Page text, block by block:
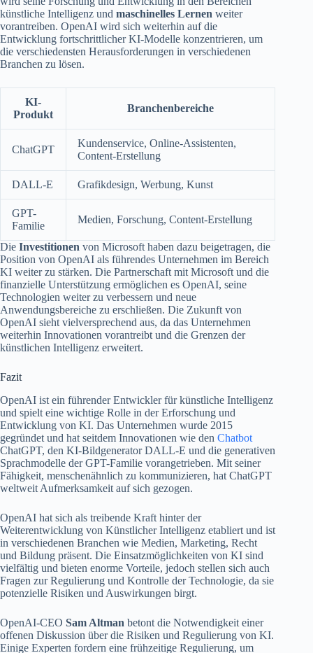
künstliche Intelligenz und maschinelles Lernen weiter
vorantreiben. OpenAI wird sich weiterhin auf die
Entwicklung fortschrittlicher KI-Modelle konzentrieren, um
die verschiedensten Herausforderungen in verschiedenen
Branchen zu lösen.
KI-
Produkt
Branchenbereiche
ChatGPT
Kundenservice, Online-Assistenten,
Content-Erstellung
DALL-E Grafikdesign, Werbung, Kunst
GPT-
Familie
Medien, Forschung, Content-Erstellung
Die Investitionen von Microsoft haben dazu beigetragen, die
Position von OpenAI als führendes Unternehmen im Bereich
KI weiter zu stärken. Die Partnerschaft mit Microsoft und die
finanzielle Unterstützung ermöglichen es OpenAI, seine
Technologien weiter zu verbessern und neue
Anwendungsbereiche zu erschließen. Die Zukunft von
OpenAI sieht vielversprechend aus, da das Unternehmen
weiterhin Innovationen vorantreibt und die Grenzen der
künstlichen Intelligenz erweitert.
Fazit
OpenAI ist ein führender Entwickler für künstliche Intelligenz
und spielt eine wichtige Rolle in der Erforschung und
Entwicklung von KI. Das Unternehmen wurde 2015
gegründet und hat seitdem Innovationen wie den Chatbot
ChatGPT, den KI-Bildgenerator DALL-E und die generativen
Sprachmodelle der GPT-Familie vorangetrieben. Mit seiner
Fähigkeit, menschenähnlich zu kommunizieren, hat ChatGPT
weltweit Aufmerksamkeit auf sich gezogen.
OpenAI hat sich als treibende Kraft hinter der
Weiterentwicklung von Künstlicher Intelligenz etabliert und ist
in verschiedenen Branchen wie Medien, Marketing, Recht
und Bildung präsent. Die Einsatzmöglichkeiten von KI sind
vielfältig und bieten enorme Vorteile, jedoch stellen sich auch
Fragen zur Regulierung und Kontrolle der Technologie, da sie
potenzielle Risiken und Auswirkungen birgt.
OpenAI-CEO Sam Altman betont die Notwendigkeit einer
offenen Diskussion über die Risiken und Regulierung von KI.
Einige Experten fordern eine frühzeitige Regulierung, um